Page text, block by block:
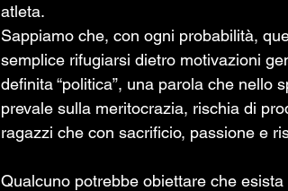
atleta.
Sappiamo che, con ogni probabilità,
semplice rifugiarsi dietro motivazioni
definita “politica”, una parola che nello
prevale sulla meritocrazia, rischia di
ragazzi che con sacrificio, passione e
Qualcuno potrebbe obiettare che